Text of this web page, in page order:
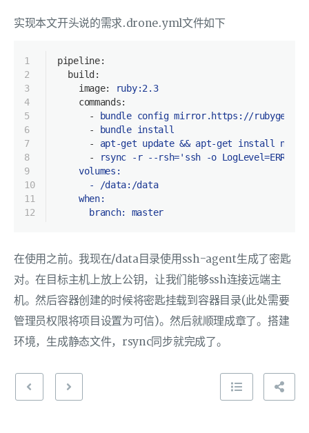
实现本文开头说的需求.drone.yml文件如下
1
2
3
4
5
6
7
8
9
10
11
12
pipeline:
build:
image:
ruby:2.3
commands:
-
bundle config mirror.https://
-
bundle install
-
apt-get update && apt-get install
-
rsync -r --rsh='ssh -o LogLevel=ERROR
    volumes:
      - /data:/data
    when:
      branch: master
在使用之前。我现在/data目录使用ssh-agent生成了密匙
对。在目标主机上放上公钥，让我们能够ssh连接远端主
机。然后容器创建的时候将密匙挂载到容器目录(此处需要
管理员权限将项目设置为可信)。然后就顺理成章了。搭建
环境，生成静态文件，rsync同步就完成了。